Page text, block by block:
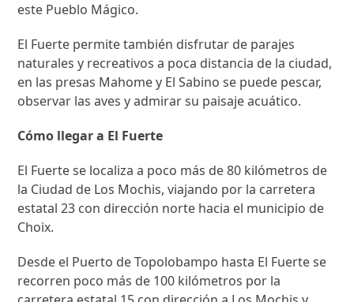
este Pueblo Mágico.
El Fuerte permite también disfrutar de parajes
naturales y recreativos a poca distancia de la ciudad,
en las presas Mahome y El Sabino se puede pescar,
observar las aves y admirar su paisaje acuático.
Cómo llegar a El Fuerte
El Fuerte se localiza a poco más de 80 kilómetros de
la Ciudad de Los Mochis, viajando por la carretera
estatal 23 con dirección norte hacia el municipio de
Choix.
Desde el Puerto de Topolobampo hasta El Fuerte se
recorren poco más de 100 kilómetros por la